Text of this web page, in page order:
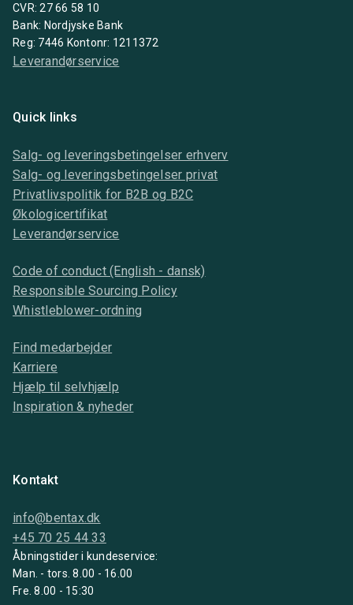
CVR: 27 66 58 10
Bank: Nordjyske Bank
Reg: 7446 Kontonr: 1211372
Leverandørservice
Quick links
Salg- og leveringsbetingelser erhverv
Salg- og leveringsbetingelser privat
Privatlivspolitik for B2B og B2C
Økologicertifikat
Leverandørservice
Code of conduct (English - dansk)
Responsible Sourcing Policy
Whistleblower-ordning
Find medarbejder
Karriere
Hjælp til selvhjælp
Inspiration & nyheder
Kontakt
info@bentax.dk
+45 70 25 44 33
Åbningstider i kundeservice:
Man. - tors. 8.00 - 16.00
Fre. 8.00 - 15:30